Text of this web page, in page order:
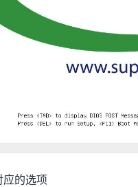
应的选项